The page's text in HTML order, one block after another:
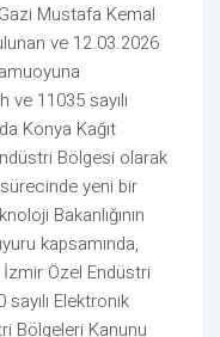
Mustafa Kemal
ve 12.03.2026
11035 sayılı
Konya Kağıt
Bölgesi olarak
yeni bir
Bakanlığının
kapsamında,
Özel Endüstri
Elektronik
Bölgeleri Kanunu